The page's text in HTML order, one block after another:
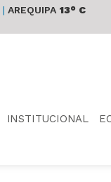
| AREQUIPA 13° C
INSTITUCIONAL